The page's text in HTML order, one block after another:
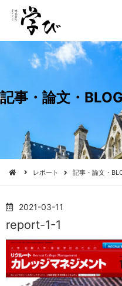
記事・論文・BLOG
レポート 記事・論文・
2021-03-11
report-1-1